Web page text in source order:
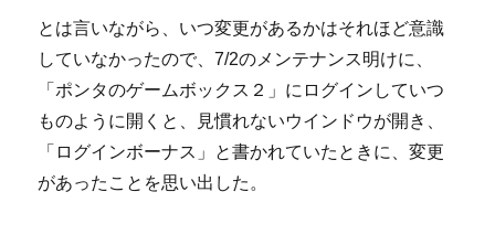
とは言いながら、いつ変更があるかはそれほど意識
していなかったので、7/2のメンテナンス明けに、
「ポンタのゲームボックス２」にログインしていつ
ものように開くと、見慣れないウインドウが開き、
「ログインボーナス」と書かれていたときに、変更
があったことを思い出した。